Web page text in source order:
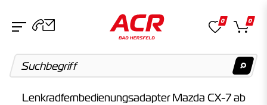
0 0
Lenkradfernbedienungsadapter Mazda CX-7 ab